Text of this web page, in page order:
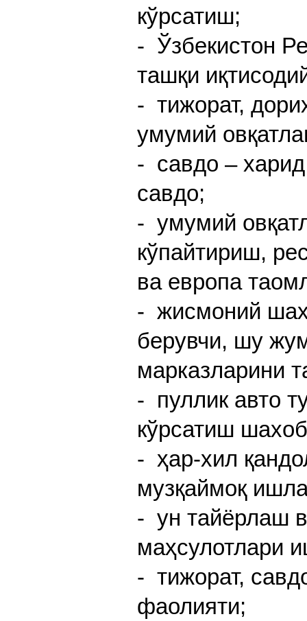
кўрсатиш;
- Ўзбекистон
ташқи
- тижорат,
умумий
- савдо –
савдо;
- умумий
кўпайтириш,
ва европа
- жисмоний
берувчи, шу
марказларини
- пуллик авто
кўрсатиш
- ҳар-хил
музқаймоқ
- ун тайёрлаш
маҳсулотлари
- тижорат,
фаолияти;